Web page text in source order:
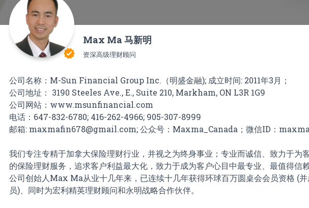
verified
Max Ma 马新明
资深高级理财顾问
公司名称：M-Sun Financial Group Inc.（明盛金融); 成立时间: 2011年3月；
公司地址： 3190 Steeles Ave., E., Suite 210, Markham, ON L3R 1G9
公司网站：www.msunfinancial.com
电话：647-832-6780; 416-262-4966; 905-307-8999
邮箱: maxmafin678@gmail.com; 公众号：Maxma_Canada；微信ID：
我们专注专精于加拿大保险理财行业，并视之为终身事业；专业而诚信、致力于为
的保险理财服务，追求客户利益最大化，致力于成为客户心目中最专业、最值得信
公司创始人Max Ma从业十几年来，已连续十几年获得环球百万圆桌会会员资格 (
员)、同时为宏利精英理财顾问和永明战略合作伙伴。